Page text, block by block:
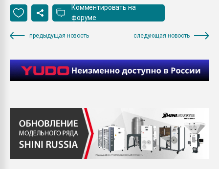
Комментировать на
форуме
предыдущая новость следующая новость